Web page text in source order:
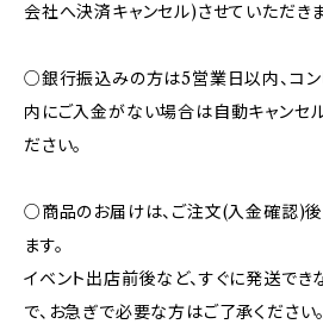
会社へ決済キャンセル)させていただきま
○銀行振込みの方は5営業日以内、コ
内にご入金がない場合は自動キャンセ
ださい。
○商品のお届けは、ご注文(入金確認)後
ます。
イベント出店前後など、すぐに発送で
で、お急ぎで必要な方はご了承ください。